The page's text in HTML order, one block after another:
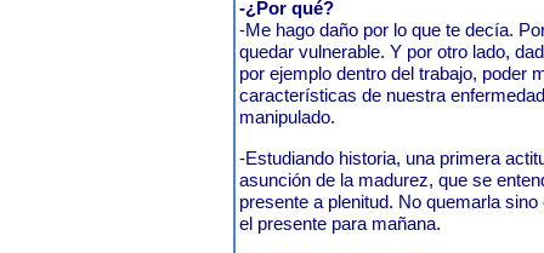
-¿Por qué?
-Me hago daño por lo que te decía.
quedar vulnerable. Y por otro lado,
por ejemplo dentro del trabajo, poder
características de nuestra
manipulado.
-Estudiando historia, una primera
asunción de la madurez, que se
presente a plenitud. No quemarla
el presente para mañana.